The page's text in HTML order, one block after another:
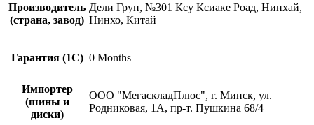
Производитель
(страна, завод)
Дели Груп, №301 Ксу Ксиаке Роад, Нинхай,
Нинхо, Китай
Гарантия (1С) 0 Months
Импортер
(шины и
диски)
ООО "МегаскладПлюс", г. Минск, ул.
Родниковая, 1А, пр-т. Пушкина 68/4